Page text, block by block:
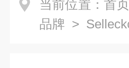
当前位置： 首页
品牌 >